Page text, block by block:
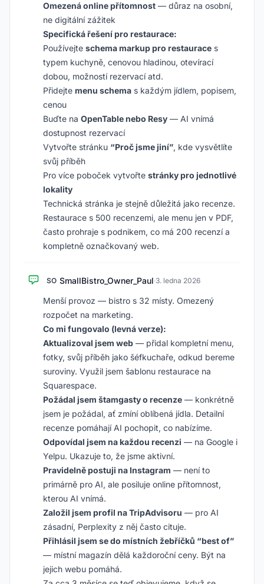
Omezená online přítomnost — důraz na osobní,
ne digitální zážitek
Specifická řešení pro restaurace:
Používejte schema markup pro restaurace s
typem kuchyně, cenovou hladinou, otevírací
dobou, možností rezervací atd.
Přidejte menu schema s každým jídlem, popisem,
cenou
Buďte na OpenTable nebo Resy — AI vnímá
dostupnost rezervací
Vytvořte stránku “Proč jsme jiní”, kde vysvětlíte
svůj příběh
Pro více poboček vytvořte stránky pro jednotlivé
lokality
Technická stránka je stejně důležitá jako recenze.
Restaurace s 500 recenzemi, ale menu jen v PDF,
často prohraje s podnikem, co má 200 recenzí a
kompletně označkovaný web.
SO SmallBistro_Owner_Paul·3. ledna 2026
Menší provoz — bistro s 32 místy. Omezený
rozpočet na marketing.
Co mi fungovalo (levná verze):
Aktualizoval jsem web — přidal kompletní menu,
fotky, svůj příběh jako šéfkuchaře, odkud bereme
suroviny. Využil jsem šablonu restaurace na
Squarespace.
Požádal jsem štamgasty o recenze — konkrétně
jsem je požádal, ať zmíní oblíbená jídla. Detailní
recenze pomáhají AI pochopit, co nabízíme.
Odpovídal jsem na každou recenzi — na Google i
Yelpu. Ukazuje to, že jsme aktivní.
Pravidelně postuji na Instagram — není to
primárně pro AI, ale posiluje online přítomnost,
kterou AI vnímá.
Založil jsem profil na TripAdvisoru — pro AI
zásadní, Perplexity z něj často cituje.
Přihlásil jsem se do místních žebříčků “best of”
— místní magazín dělá každoroční ceny. Být na
jejich webu pomáhá.